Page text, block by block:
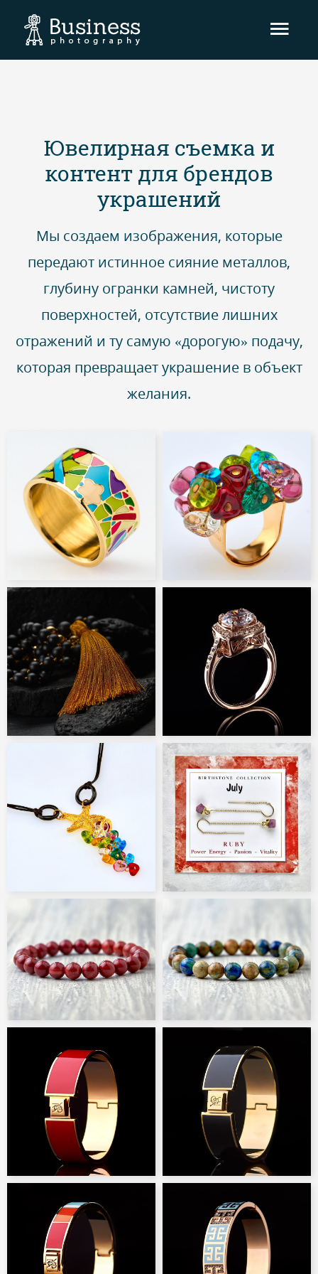
Ювелирная съемка и
контент для брендов
украшений
Мы создаем изображения, которые
передают истинное сияние металлов,
глубину огранки камней, чистоту
поверхностей, отсутствие лишних
отражений и ту самую «дорогую» подачу,
которая превращает украшение в объект
желания.